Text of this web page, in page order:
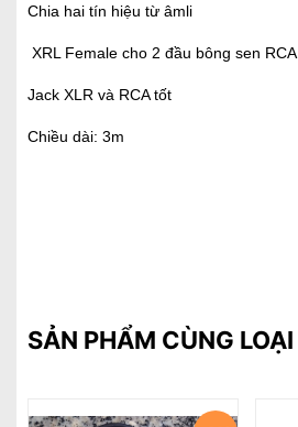
Chia hai tín hiệu từ âmli
XRL Female cho 2 đầu bông sen RCA
Jack XLR và RCA tốt
Chiều dài: 3m
SẢN PHẨM CÙNG LOẠI